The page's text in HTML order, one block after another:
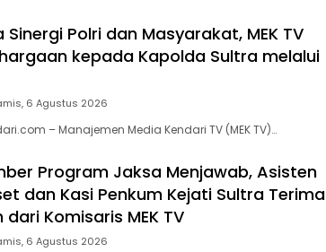
Polri dan Masyarakat, MEK TV
kepada Kapolda Sultra melalui
6 Agustus 2026
– Manajemen Media Kendari TV (MEK TV)…
Program Jaksa Menjawab, Asisten
dan Kasi Penkum Kejati Sultra Terima
Komisaris MEK TV
6 Agustus 2026